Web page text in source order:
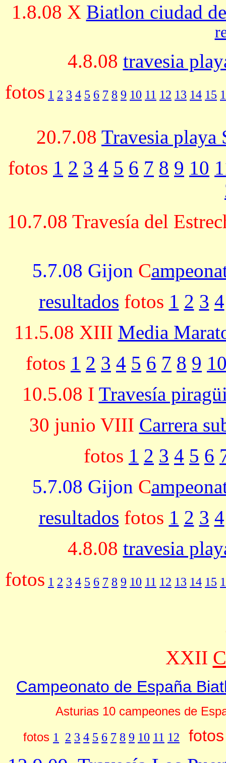
1.8.08 X Biatlon ciudad
4.8.08 travesia
fotos 1 2 3 4 5 6 7 8 9 10 11 12 13 14 15
20.7.08 Travesia playa
fotos 1 2 3 4 5 6 7 8 9 10
10.7.08 Travesía del
5.7.08 Gijon C
resultados fotos 1 2 3 4
11.5.08 XIII Media
fotos 1 2 3 4 5 6 7 8 9
10.5.08 I Travesía
30 junio VIII Carrera
fotos 1 2 3 4 5 6
5.7.08 Gijon C
resultados fotos 1 2 3 4
4.8.08 travesia
fotos 1 2 3 4 5 6 7 8 9 10 11 12 13 14 15
XXII
Campeonato de España
Asturias 10 campeones de
fotos 1 2 3 4 5 6 7 8 9 10 11 12